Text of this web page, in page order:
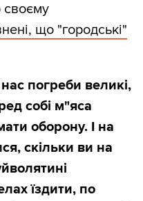
своєму
що "городські"
погреби великі,
собі м"яса
оборону. І на
скільки ви на
їздити, по